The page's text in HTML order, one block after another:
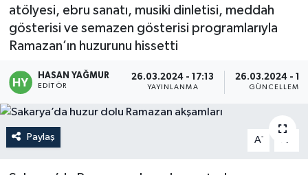
atölyesi, ebru sanatı, musiki dinletisi, meddah
gösterisi ve semazen gösterisi programlarıyla
Ramazan’ın huzurunu hissetti
HASAN YAĞMUR
EDITÖR
26.03.2024 - 17:13
YAYINLANMA
26.03.2024 -
GÜNCELLEME
Paylaş A- A
Magazin
Spor
Haber Arşivi